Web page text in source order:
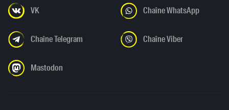
VK Chaîne WhatsApp
Chaîne Telegram Chaîne Viber
Mastodon